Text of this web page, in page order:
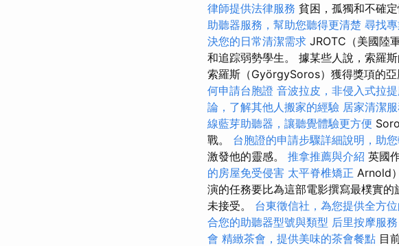
律師提供法律服務 貧困，孤獨和不確定
助聽器服務，幫助您聽得更清楚 尋找
決您的日常清潔需求 JROTC（美國陸
和追踪弱勢學生。 據某些人說，索羅
索羅斯（GyörgySoros）獲得獎項的亞
何申請台胞證 音波拉皮，非侵入式拉
論，了解其他人搬家的經驗 居家清潔
線藍芽助聽器，讓聽覺體驗更方便
戰。 台胞證的申請步驟詳細說明，助
激發他的靈感。 推拿推薦與介紹 英國
的房屋免受侵害 太平脊椎矯正 Arnold
演的任務要比為這部電影撰寫最樸實
未接受。 台東徵信社，為您提供全方
合您的助聽器型號與類型 后里按摩服務
會 精緻茶會，提供美味的茶會餐點 目